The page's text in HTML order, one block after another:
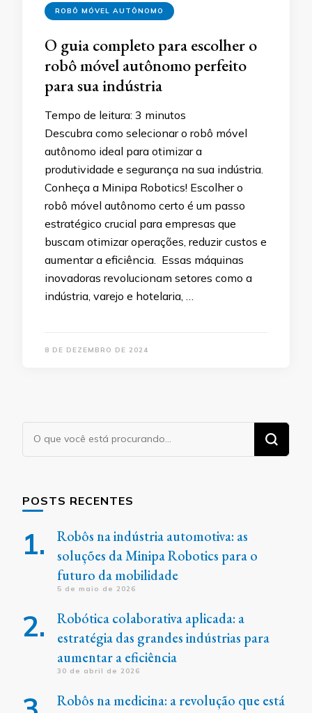
ROBÔ MÓVEL AUTÔNOMO
O guia completo para escolher o
robô móvel autônomo perfeito
para sua indústria
Tempo de leitura: 3 minutos
Descubra como selecionar o robô móvel
autônomo ideal para otimizar a
produtividade e segurança na sua indústria.
Conheça a Minipa Robotics! Escolher o
robô móvel autônomo certo é um passo
estratégico crucial para empresas que
buscam otimizar operações, reduzir custos e
aumentar a eficiência. Essas máquinas
inovadoras revolucionam setores como a
indústria, varejo e hotelaria, …
8 DE DEZEMBRO DE 2024
Procurando
algo?
POSTS RECENTES
Robôs na indústria automotiva: as
soluções da Minipa Robotics para o
futuro da mobilidade
5 de maio de 2026
Robótica colaborativa aplicada: a
estratégia das grandes indústrias para
aumentar a eficiência
30 de abril de 2026
Robôs na medicina: a revolução que está